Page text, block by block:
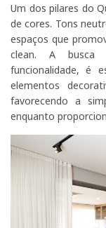
Um dos pilares do
de cores. Tons
espaços que
clean. A busca
funcionalidade, é
elementos
favorecendo a
enquanto